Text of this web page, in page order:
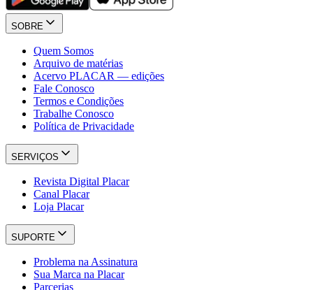
SOBRE
Quem Somos
Arquivo de matérias
Acervo PLACAR — edições
Fale Conosco
Termos e Condições
Trabalhe Conosco
Política de Privacidade
SERVIÇOS
Revista Digital Placar
Canal Placar
Loja Placar
SUPORTE
Problema na Assinatura
Sua Marca na Placar
Parcerias